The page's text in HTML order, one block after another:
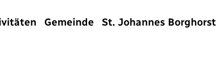
Gemeinde St. Johannes Borghorst